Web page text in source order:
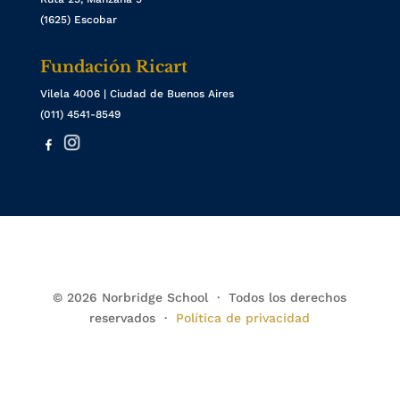
(1625) Escobar
Fundación Ricart
Vilela 4006 | Ciudad de Buenos Aires
(011) 4541-8549
© 2026 Norbridge School · Todos los derechos
reservados · Política de privacidad